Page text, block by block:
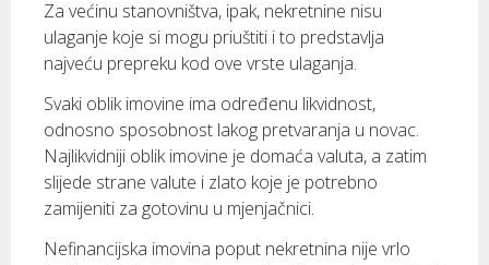
Za većinu stanovništva, ipak, nekretnine nisu
ulaganje koje si mogu priuštiti i to predstavlja
najveću prepreku kod ove vrste ulaganja.
Svaki oblik imovine ima određenu likvidnost,
odnosno sposobnost lakog pretvaranja u novac.
Najlikvidniji oblik imovine je domaća valuta, a zatim
slijede strane valute i zlato koje je potrebno
zamijeniti za gotovinu u mjenjačnici.
Nefinancijska imovina poput nekretnina nije vrlo